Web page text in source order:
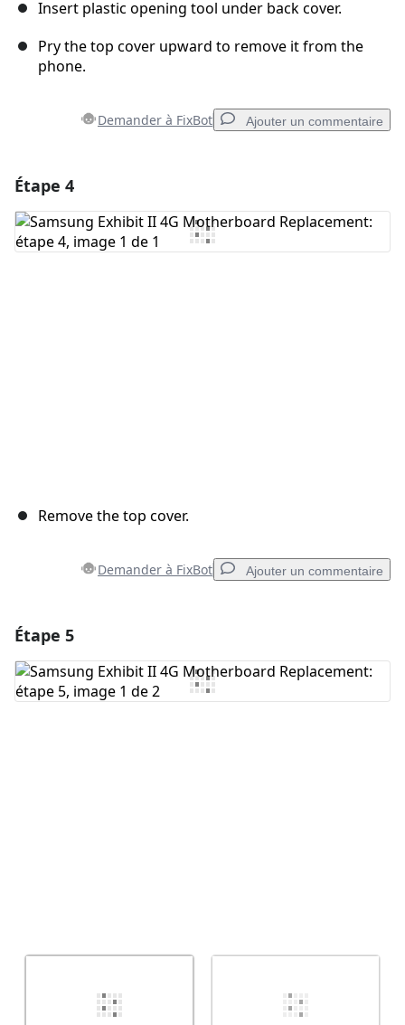
Insert plastic opening tool under back cover.
Pry the top cover upward to remove it from the
phone.
Demander à FixBot Ajouter un commentaire
Ajouter un commentaire
Étape 4
Remove the top cover.
Demander à FixBot Ajouter un commentaire
Ajouter un commentaire
Étape 5